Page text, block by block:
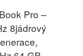
Pro –
8jádrový